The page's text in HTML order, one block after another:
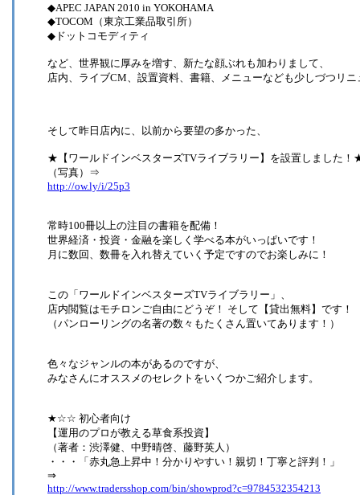
◆APEC JAPAN 2010 in YOKOHAMA
◆TOCOM（東京工業品取引所）
◆ドットコモディティ
など、世界観に厚みを増す、新たな顔ぶれも加わりまして、
店内、ライブCM、設置資料、書籍、メニューなども少しづつリニ
そして昨日店内に、以前から要望の多かった、
★【ワールドインベスターズTVライブラリー】を設置しました！
（写真）⇒
http://ow.ly/i/25p3
常時100冊以上の注目の書籍を配備！
世界経済・投資・金融を楽しく学べる本がいっぱいです！
月に数回、数冊を入れ替えていく予定ですのでお楽しみに！
この「ワールドインベスターズTVライブラリー」、
店内閲覧はモチロンご自由にどうぞ！ そして【貸出無料】です！
（パンローリングの名著の数々もたくさん置いてあります！）
色々なジャンルの本があるのですが、
みなさんにオススメのセレクトをいくつかご紹介します。
★☆☆ 初心者向け
【運用のプロが教える草食系投資】
（著者：渋澤健、中野晴啓、藤野英人）
・・・「赤丸急上昇中！分かりやすい！親切！丁寧と評判！」
⇒
http://www.tradersshop.com/bin/showprod?c=9784532354213